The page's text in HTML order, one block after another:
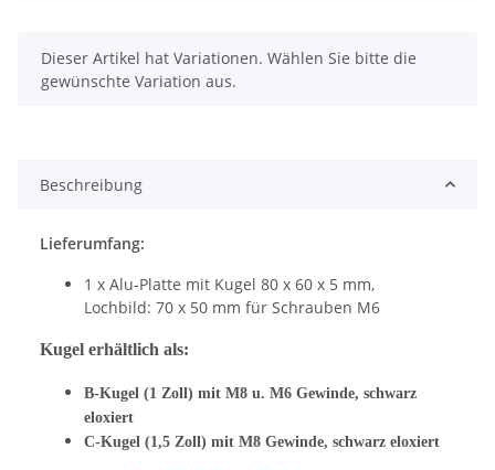
x
Dieser Artikel hat Variationen. Wählen Sie bitte die
gewünschte Variation aus.
Beschreibung
Lieferumfang:
1 x Alu-Platte mit Kugel 80 x 60 x 5 mm,
Lochbild: 70 x 50 mm für Schrauben M6
Kugel erhältlich als:
B-Kugel (1 Zoll) mit M8 u. M6 Gewinde, schwarz
eloxiert
C-Kugel (1,5 Zoll) mit M8 Gewinde, schwarz eloxiert